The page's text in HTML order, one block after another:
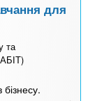
для
та